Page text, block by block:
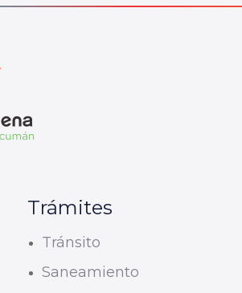
Trámites
Tránsito
Saneamiento